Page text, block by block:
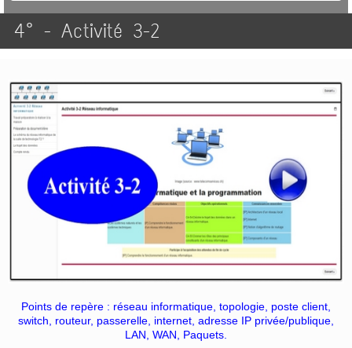
4° - Activité 3-2
Points de repère : réseau informatique, topologie, poste client,
switch, routeur, passerelle, internet, adresse IP privée/publique,
LAN, WAN, Paquets.